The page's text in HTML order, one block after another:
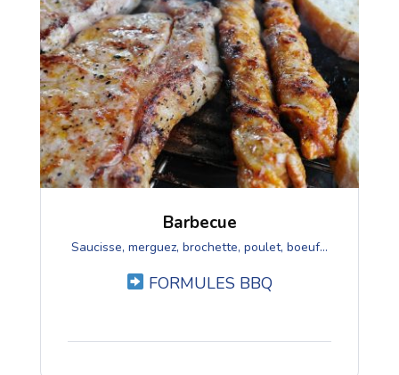
Barbecue
Saucisse, merguez, brochette, poulet, boeuf...
FORMULES BBQ